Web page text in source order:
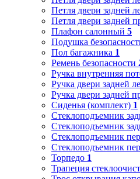
Петля двери задней
Петля двери задней
Плафон салонный 5
Подушка
Пол багажника 1
Ремень безопасности
Ручка внутренняя
Ручка двери задней
Ручка двери задней
Сиденья (комплект) 1
Стеклоподъемник
Стеклоподъемник
Стеклоподъемник
Стеклоподъемник
Торпедо 1
Трапеция